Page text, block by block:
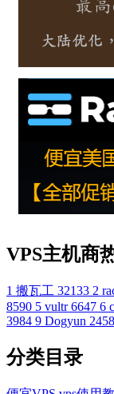
VPS主机商
1 搬瓦工 32133 2
8590 5 vultr 6647 6
3984 9 Dogyun 2458
分类目录